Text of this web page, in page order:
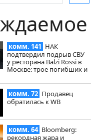
комм. 141 НАК
подтвердил подрыв СВУ
у ресторана Balzi Rossi в
Москве: трое погибших и
комм. 72 Продавец
обратилась к WB
комм. 64 Bloomberg:
рекордная жара и